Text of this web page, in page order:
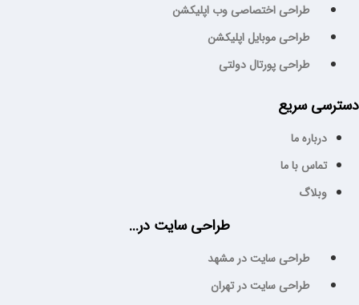
طراحی اختصاصی وب اپلیکشن
طراحی موبایل اپلیکشن
طراحی پورتال دولتی
دسترسی سریع
درباره ما
تماس با ما
وبلاگ
طراحی سایت در...
طراحی سایت در مشهد
طراحی سایت در تهران